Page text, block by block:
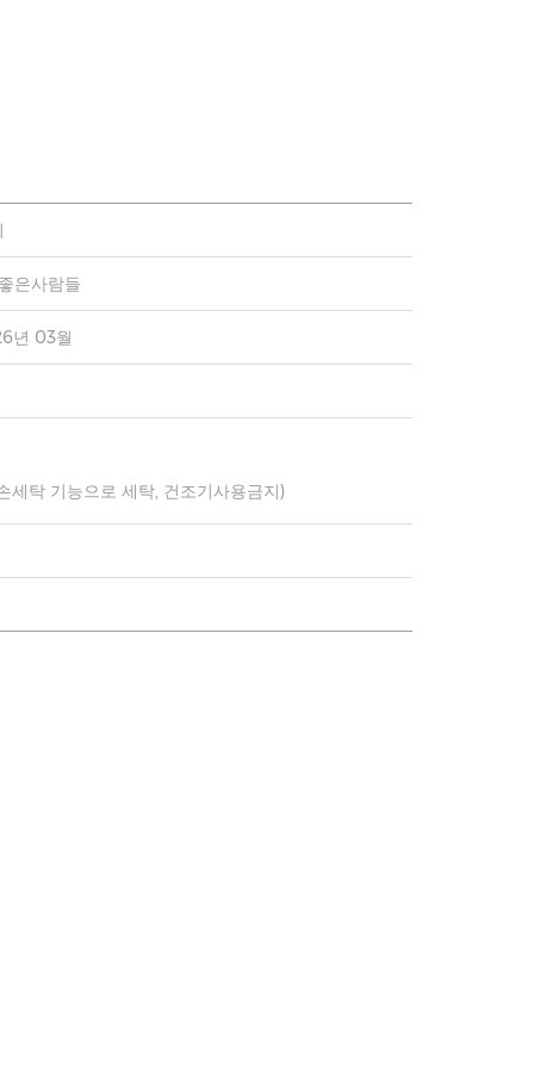
은사람들
년 03월
세탁 기능으로 세탁, 건조기사용금지)